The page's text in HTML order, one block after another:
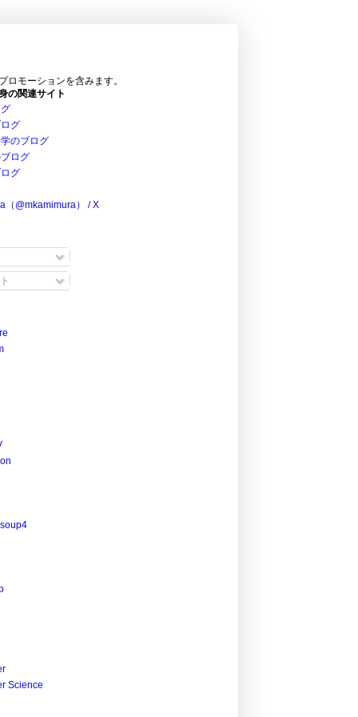
ロモーションを含みます。
の関連サイト
グ
のブログ
ログ
グ
（@mkamimura） / X
Science